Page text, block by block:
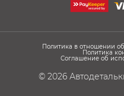
Политика в отношении
Политика
Соглашение об
© 2026